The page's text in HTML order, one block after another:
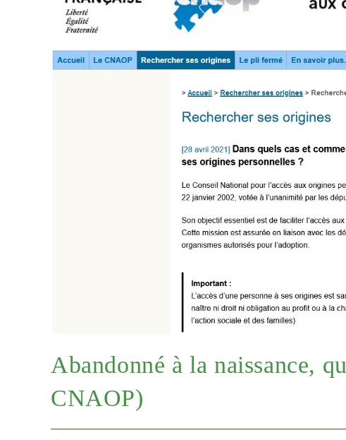
Abandonné à la naissance,
CNAOP)